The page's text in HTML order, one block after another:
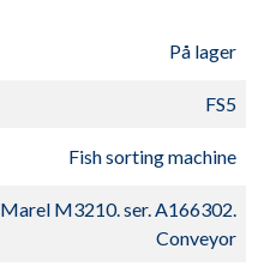
På lager
FS5
Fish sorting machine
Marel M3210. ser. A166302.
Conveyor